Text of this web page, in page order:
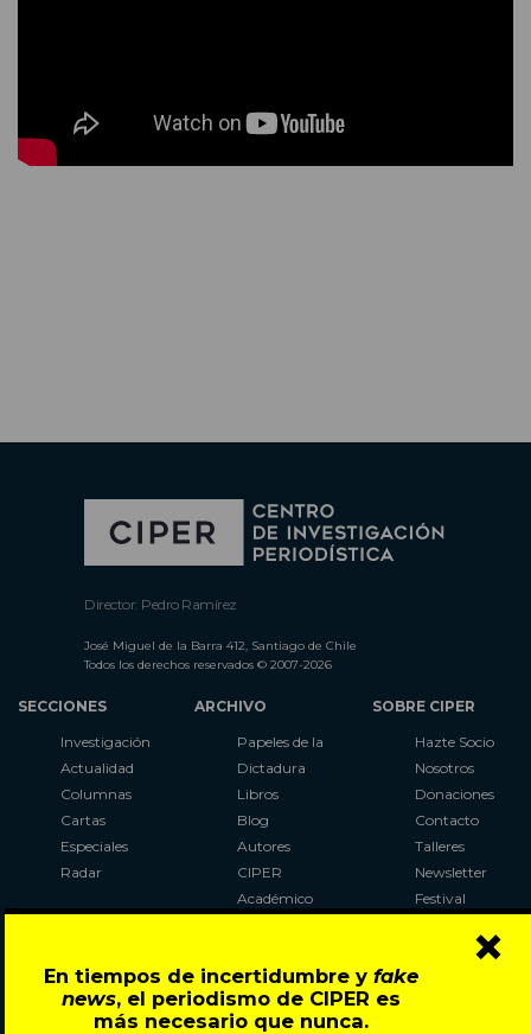
En tiempos de incertidumbre y fake
news, el periodismo de CIPER es
más necesario que nunca.
×
Director: Pedro Ramírez
José Miguel de la Barra 412, Santiago de Chile
Todos los derechos reservados © 2007-2026
SECCIONES
Investigación
Actualidad
Columnas
Cartas
Especiales
Radar
ARCHIVO
Papeles de la
Dictadura
Libros
Blog
Autores
CIPER
Académico
Al Plebiscito
con CIPER
SOBRE CIPER
Hazte Socio
Nosotros
Donaciones
Contacto
Talleres
Newsletter
Festival